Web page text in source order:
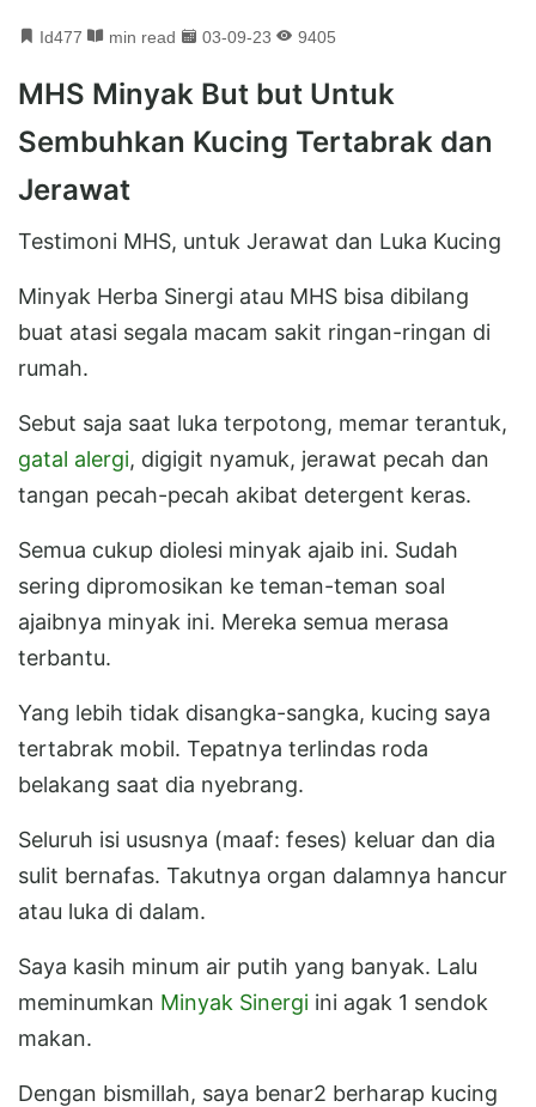
Id477 min read 03-09-23 9405
MHS Minyak But but Untuk
Sembuhkan Kucing Tertabrak dan
Jerawat
Testimoni MHS, untuk Jerawat dan Luka Kucing
Minyak Herba Sinergi atau MHS bisa dibilang
buat atasi segala macam sakit ringan-ringan di
rumah.
Sebut saja saat luka terpotong, memar terantuk,
gatal alergi, digigit nyamuk, jerawat pecah dan
tangan pecah-pecah akibat detergent keras.
Semua cukup diolesi minyak ajaib ini. Sudah
sering dipromosikan ke teman-teman soal
ajaibnya minyak ini. Mereka semua merasa
terbantu.
Yang lebih tidak disangka-sangka, kucing saya
tertabrak mobil. Tepatnya terlindas roda
belakang saat dia nyebrang.
Seluruh isi ususnya (maaf: feses) keluar dan dia
sulit bernafas. Takutnya organ dalamnya hancur
atau luka di dalam.
Saya kasih minum air putih yang banyak. Lalu
meminumkan Minyak Sinergi ini agak 1 sendok
makan.
Dengan bismillah, saya benar2 berharap kucing